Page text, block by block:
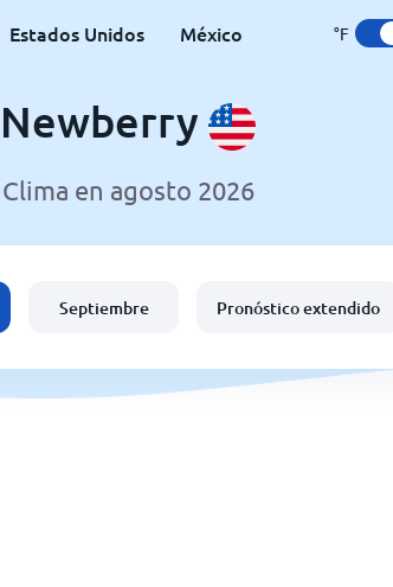
Estados Unidos México °F
Newberry
Clima en agosto 2026
Septiembre Pronóstico extendido